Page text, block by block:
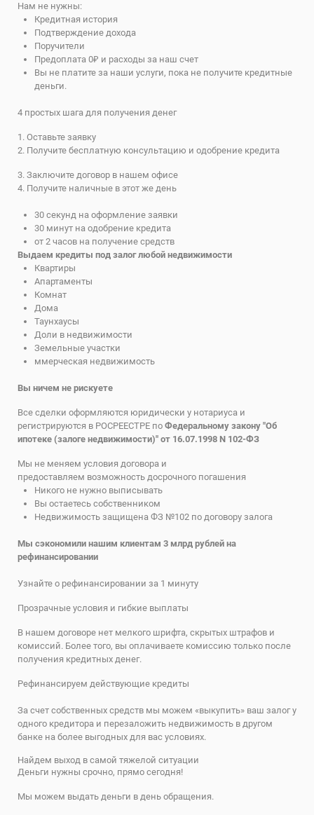
Нам не нужны:
Кредитная история
Подтверждение дохода
Поручители
Предоплата 0₽ и расходы за наш счет
Вы не платите за наши услуги, пока не получите кредитные
деньги.
4 простых шага для получения денег
1. Оставьте заявку
2. Получите бесплатную консультацию и одобрение кредита
3. Заключите договор в нашем офисе
4. Получите наличные в этот же день
30 секунд на оформление заявки
30 минут на одобрение кредита
от 2 часов на получение средств
Выдаем кредиты под залог любой недвижимости
Квартиры
Апартаменты
Комнат
Дома
Таунхаусы
Доли в недвижимости
Земельные участки
ммерческая недвижимость
Вы ничем не рискуете
Все сделки оформляются юридически у нотариуса и
регистрируются в РОСРЕЕСТРЕ по Федеральному закону "Об
ипотеке (залоге недвижимости)" от 16.07.1998 N 102-ФЗ
Мы не меняем условия договора и
предоставляем возможность досрочного погашения
Никого не нужно выписывать
Вы остаетесь собственником
Недвижимость защищена ФЗ №102 по договору залога
Мы сэкономили нашим клиентам 3 млрд рублей на
рефинансировании
Узнайте о рефинансировании за 1 минуту
Прозрачные условия и гибкие выплаты
В нашем договоре нет мелкого шрифта, скрытых штрафов и
комиссий. Более того, вы оплачиваете комиссию только после
получения кредитных денег.
Рефинансируем действующие кредиты
За счет собственных средств мы можем «выкупить» ваш залог у
одного кредитора и перезаложить недвижимость в другом
банке на более выгодных для вас условиях.
Найдем выход в самой тяжелой ситуации
Деньги нужны срочно, прямо сегодня!
Мы можем выдать деньги в день обращения.